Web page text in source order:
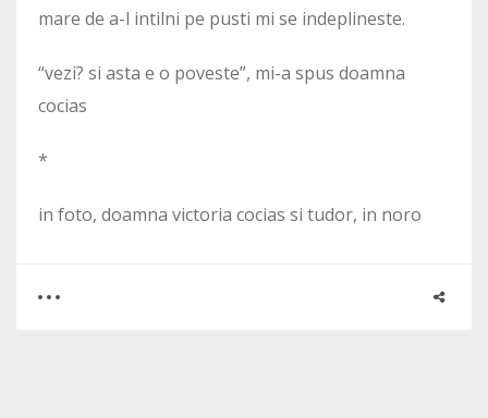
mare de a-l intilni pe pusti mi se indeplineste.
“vezi? si asta e o poveste”, mi-a spus doamna
cocias
*
in foto, doamna victoria cocias si tudor, in noro